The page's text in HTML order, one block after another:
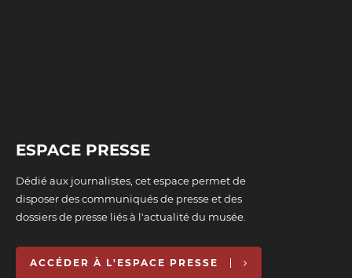
ESPACE PRESSE
Dédié aux journalistes, cet espace permet de
disposer des communiqués de presse et des
dossiers de presse liés à l'actualité du musée.
ACCÉDER À L'ESPACE PRESSE